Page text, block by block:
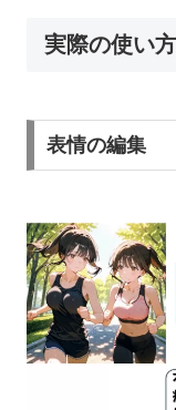
実際の使い
表情の編集